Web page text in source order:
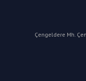
Çengeldere Mh.